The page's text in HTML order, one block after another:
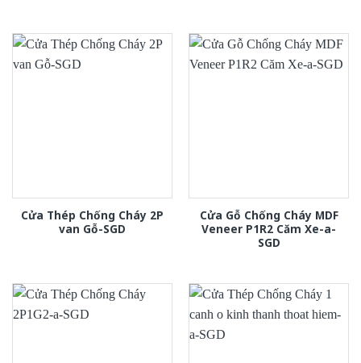
Cửa Thép Chống Cháy 2P
van Gỗ-SGD
Cửa Gỗ Chống Cháy MDF
Veneer P1R2 Căm Xe-a-
SGD